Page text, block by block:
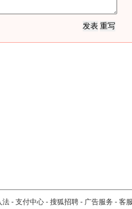
法 - 支付中心 - 搜狐招聘 - 广告服务 - 客